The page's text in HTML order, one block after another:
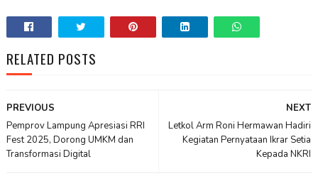
RELATED POSTS
NEXT
Letkol Arm Roni Hermawan Hadiri
Kegiatan Pernyataan Ikrar Setia
Kepada NKRI
PREVIOUS
Pemprov Lampung Apresiasi RRI
Fest 2025, Dorong UMKM dan
Transformasi Digital